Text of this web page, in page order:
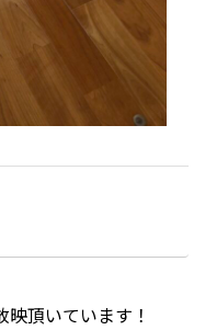
頂いています！